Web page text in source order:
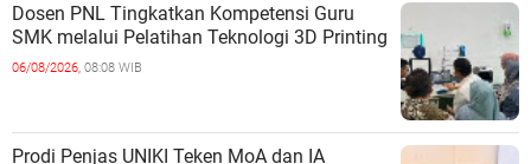
Dosen PNL Tingkatkan Kompetensi Guru
SMK melalui Pelatihan Teknologi 3D Printing
06/08/2026, 08:08 WIB
Prodi Penjas UNIKI Teken MoA dan IA